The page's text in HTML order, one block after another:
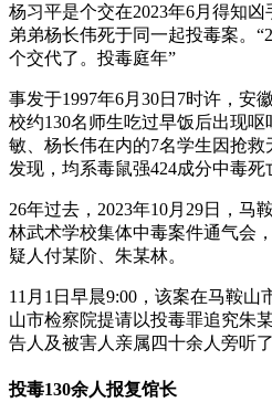
杨习平是个交在2023年6月得知
弟弟杨长伟死于同一起投毒案。
个交代了。投毒庭年”
事发于1997年6月30日7时许，安
校约130名师生吃过早饭后出现
敏、杨长伟在内的7名学生因抢
发现，均系毒鼠强424成分中毒死
26年过去，2023年10月29日，马
林武术学校集体中毒案件通气会
疑人付某阶、朱某林。
11月1日早晨9:00，该案在马鞍
山市检察院提请以投毒罪追究朱
告人及被害人亲属四十余人旁听
投毒130余人报复馆长